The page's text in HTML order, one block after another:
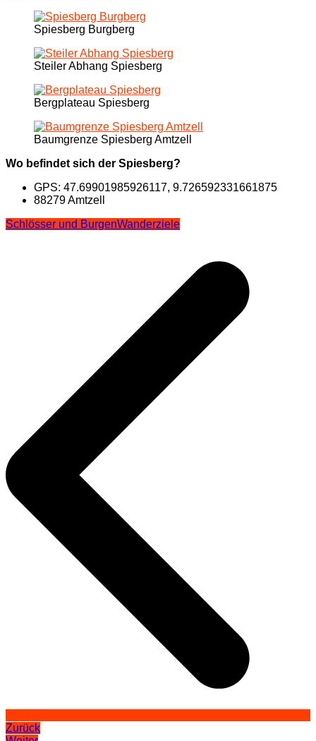
Spiesberg Burgberg
Steiler Abhang Spiesberg
Bergplateau Spiesberg
Baumgrenze Spiesberg Amtzell
Wo befindet sich der Spiesberg?
GPS: 47.69901985926117, 9.726592331661875
88279 Amtzell
Schlösser und BurgenWanderziele
Zurück